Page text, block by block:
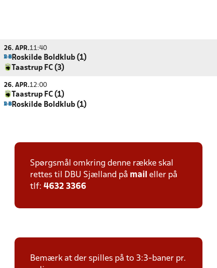
26. APR.11:40
Roskilde Boldklub (1)
Taastrup FC (3)
26. APR.12:00
Taastrup FC (1)
Roskilde Boldklub (1)
Spørgsmål omkring denne række skal
rettes til DBU Sjælland på mail eller på
tlf: 4632 3366
Bemærk at der spilles på to 3:3-baner pr.